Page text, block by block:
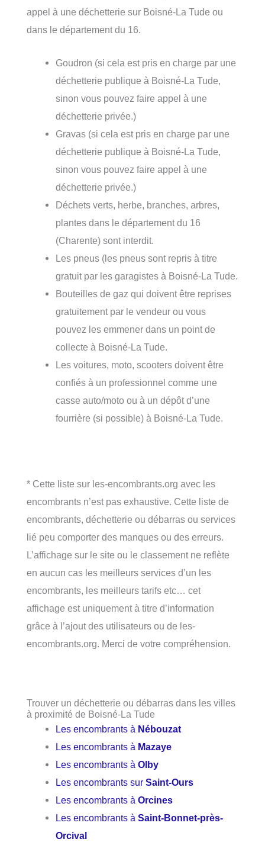
appel à une déchetterie sur Boisné-La Tude ou
dans le département du 16.
Goudron (si cela est pris en charge par une
déchetterie publique à Boisné-La Tude,
sinon vous pouvez faire appel à une
déchetterie privée.)
Gravas (si cela est pris en charge par une
déchetterie publique à Boisné-La Tude,
sinon vous pouvez faire appel à une
déchetterie privée.)
Déchets verts, herbe, branches, arbres,
plantes dans le département du 16
(Charente) sont interdit.
Les pneus (les pneus sont repris à titre
gratuit par les garagistes à Boisné-La Tude.
Bouteilles de gaz qui doivent être reprises
gratuitement par le vendeur ou vous
pouvez les emmener dans un point de
collecte à Boisné-La Tude.
Les voitures, moto, scooters doivent être
confiés à un professionnel comme une
casse auto/moto ou à un dépôt d’une
fourrière (si possible) à Boisné-La Tude.
* Cette liste sur les-encombrants.org avec les
encombrants n’est pas exhaustive. Cette liste de
encombrants, déchetterie ou débarras ou services
lié peu comporter des manques ou des erreurs.
L’affichage sur le site ou le classement ne reflète
en aucun cas les meilleurs services d’un les
encombrants, les meilleurs tarifs etc… cet
affichage est uniquement à titre d’information
grâce à l’ajout des utilisateurs ou de les-
encombrants.org. Merci de votre compréhension.
Trouver un déchetterie ou débarras dans les villes
à proximité de Boisné-La Tude
Les encombrants à Nébouzat
Les encombrants à Mazaye
Les encombrants àOlby
Les encombrants surSaint-Ours
Les encombrants àOrcines
Les encombrants àSaint-Bonnet-près-
Orcival